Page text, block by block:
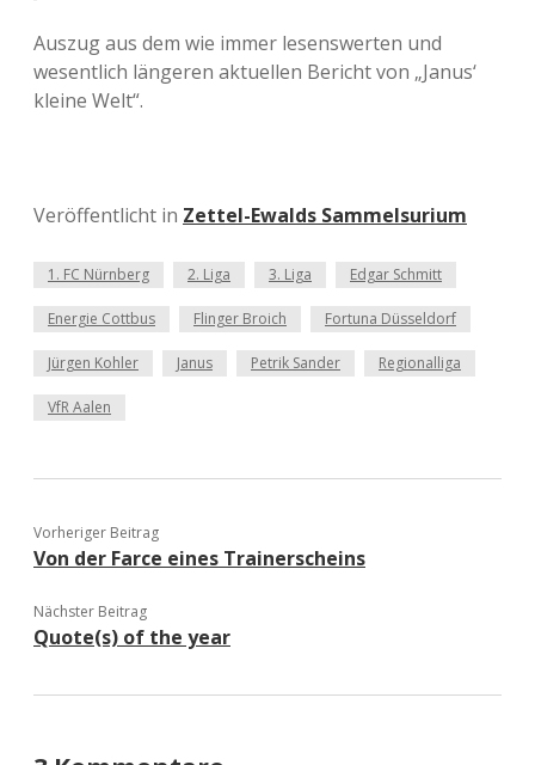
Auszug aus dem wie immer lesenswerten und
wesentlich längeren aktuellen Bericht von „Janus‘
kleine Welt“.
Veröffentlicht in Zettel-Ewalds Sammelsurium
1. FC Nürnberg 2. Liga 3. Liga Edgar Schmitt
Energie Cottbus Flinger Broich Fortuna Düsseldorf
Jürgen Kohler Janus Petrik Sander Regionalliga
VfR Aalen
Vorheriger Beitrag
Von der Farce eines Trainerscheins
Nächster Beitrag
Quote(s) of the year